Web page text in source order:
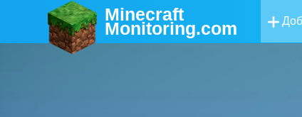
Minecraft
Monitoring.com